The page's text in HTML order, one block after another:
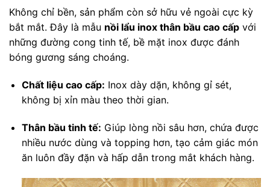
Không chỉ bền, sản phẩm còn sở hữu vẻ ngoài cực kỳ
bắt mắt. Đây là mẫu nồi lẩu inox thân bầu cao cấp với
những đường cong tinh tế, bề mặt inox được đánh
bóng gương sáng choáng.
Chất liệu cao cấp: Inox dày dặn, không gỉ sét,
không bị xỉn màu theo thời gian.
Thân bầu tinh tế: Giúp lòng nồi sâu hơn, chứa được
nhiều nước dùng và topping hơn, tạo cảm giác món
ăn luôn đầy đặn và hấp dẫn trong mắt khách hàng.